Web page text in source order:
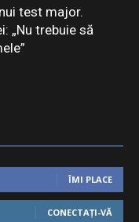
test major.
„Nu trebuie să
ÎMI PLACE
CONECTAȚI-VĂ